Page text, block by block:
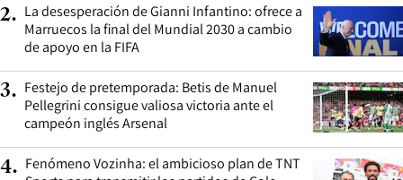
2. La desesperación de Gianni Infantino: ofrece a
Marruecos la final del Mundial 2030 a cambio
de apoyo en la FIFA
3. Festejo de pretemporada: Betis de Manuel
Pellegrini consigue valiosa victoria ante el
campeón inglés Arsenal
4. Fenómeno Vozinha: el ambicioso plan de TNT